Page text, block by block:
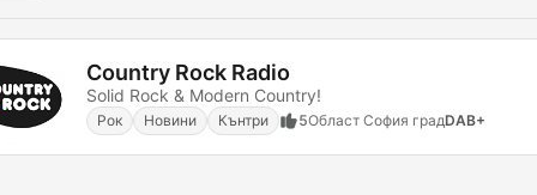
Country Rock Radio
Solid Rock & Modern Country!
Рок Новини Кънтри 5Област София градDAB+